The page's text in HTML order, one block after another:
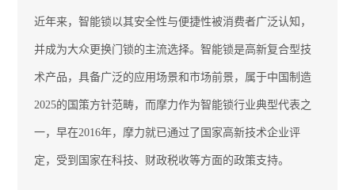
近年来，智能锁以其安全性与便捷性被消费者广泛认知，
并成为大众更换门锁的主流选择。智能锁是高新复合型技
术产品，具备广泛的应用场景和市场前景，属于中国制造
2025的国策方针范畴，而摩力作为智能锁行业典型代表之
一，早在2016年，摩力就已通过了国家高新技术企业评
定，受到国家在科技、财政税收等方面的政策支持。